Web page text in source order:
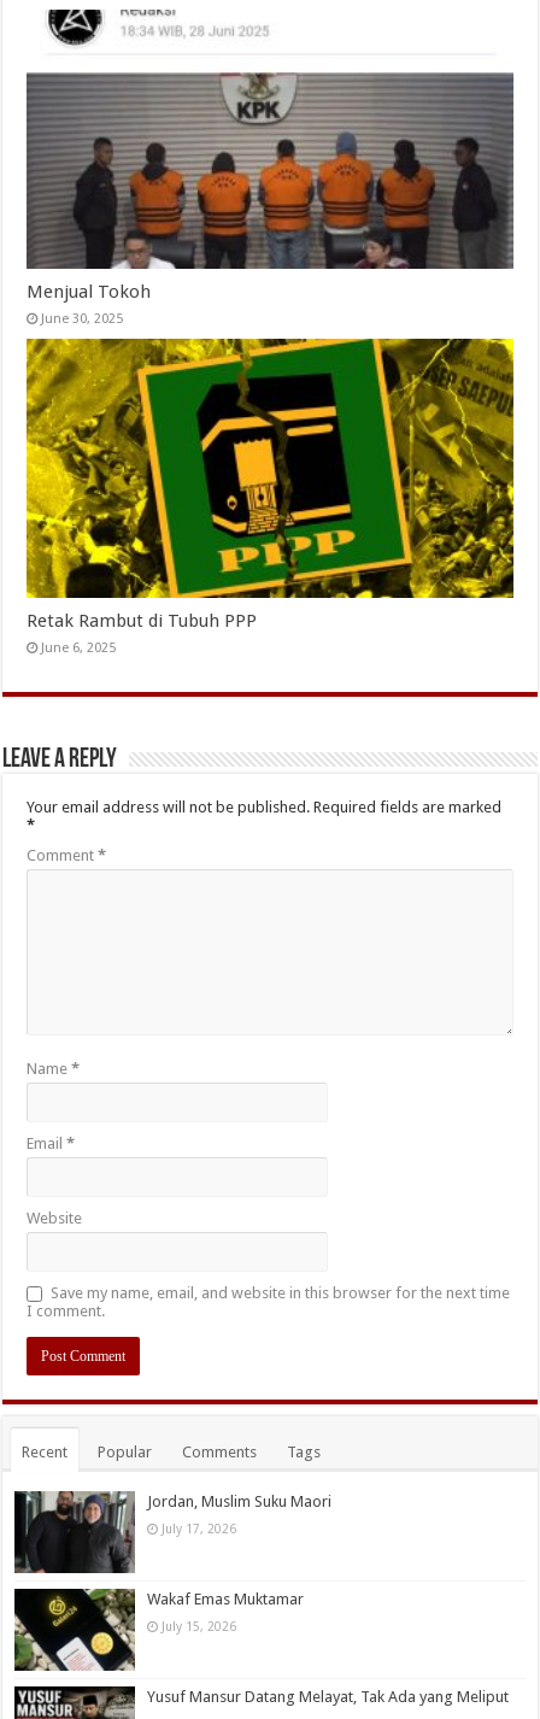
Menjual Tokoh
June 30, 2025
Retak Rambut di Tubuh PPP
June 6, 2025
Leave a Reply
Your email address will not be published. Required fields are marked
*
Comment*
Name*
Email*
Website
Save my name, email, and website in this browser for the next time
I comment.
Recent Popular Comments Tags
Jordan, Muslim Suku Maori
July 17, 2026
Wakaf Emas Muktamar
July 15, 2026
Yusuf Mansur Datang Melayat, Tak Ada yang Meliput